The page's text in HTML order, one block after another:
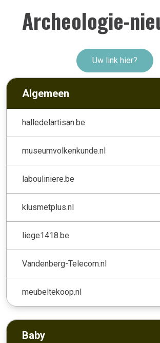
Archeologie-
Uw link hier?
Algemeen
halledelartisan.be
museumvolkenkunde.nl
labouliniere.be
klusmetplus.nl
liege1418.be
Vandenberg-Telecom.nl
meubeltekoop.nl
Baby